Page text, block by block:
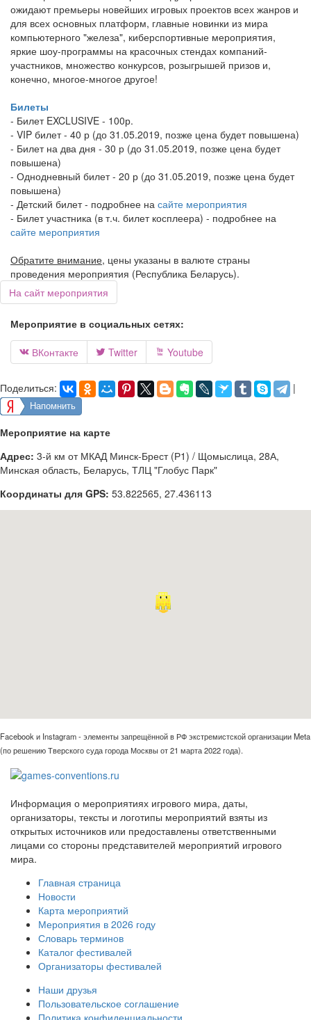
ожидают премьеры новейших игровых проектов всех жанров и
для всех основных платформ, главные новинки из мира
компьютерного "железа", киберспортивные мероприятия,
яркие шоу-программы на красочных стендах компаний-
участников, множество конкурсов, розыгрышей призов и,
конечно, многое-многое другое!
Билеты
- Билет EXCLUSIVE - 100р.
- VIP билет - 40 р (до 31.05.2019, позже цена будет повышена)
- Билет на два дня - 30 р (до 31.05.2019, позже цена будет
повышена)
- Однодневный билет - 20 р (до 31.05.2019, позже цена будет
повышена)
- Детский билет - подробнее на сайте мероприятия
- Билет участника (в т.ч. билет косплеера) - подробнее на
сайте мероприятия
Обратите внимание, цены указаны в валюте страны
проведения мероприятия (Республика Беларусь).
На сайт мероприятия
Мероприятие в социальных сетях:
 ВКонтакте  Twitter  Youtube
Поделиться: |
Напомнить
Мероприятие на карте
Адрес: 3-й км от МКАД Минск-Брест (Р1) / Щомыслица, 28А,
Минская область, Беларусь, ТЛЦ "Глобус Парк"
Координаты для GPS: 53.822565, 27.436113
Facebook и Instagram - элементы запрещённой в РФ экстремистской организации Meta
(по решению Тверского суда города Москвы от 21 марта 2022 года).
Информация о мероприятиях игрового мира, даты,
организаторы, тексты и логотипы мероприятий взяты из
открытых источников или предоставлены ответственными
лицами со стороны представителей мероприятий игрового
мира.
Главная страница
Новости
Карта мероприятий
Мероприятия в 2026 году
Словарь терминов
Каталог фестивалей
Организаторы фестивалей
Наши друзья
Пользовательское соглашение
Политика конфиденциальности